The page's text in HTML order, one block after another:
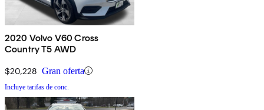
2020 Volvo V60 Cross
Country T5 AWD
$20,228 Gran oferta
Incluye tarifas de conc.